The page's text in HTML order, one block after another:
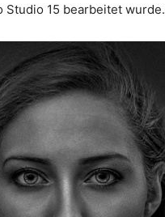
15 bearbeitet wurde.